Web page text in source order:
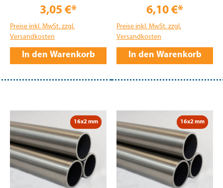
3,05 €*
Preise inkl. MwSt. zzgl.
Versandkosten
In den Warenkorb
6,10 €*
Preise inkl. MwSt. zzgl.
Versandkosten
In den Warenkorb
16x2 mm 16x2 mm